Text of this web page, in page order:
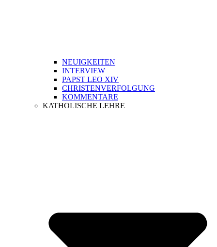
NEUIGKEITEN
INTERVIEW
PAPST LEO XIV
CHRISTENVERFOLGUNG
KOMMENTARE
KATHOLISCHE LEHRE